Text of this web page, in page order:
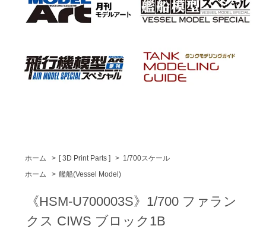
ホーム > [ 3D Print Parts ] > 1/700スケール
ホーム
> 艦船(Vessel Model)
《HSM-U700003S》1/700 ファラン
クス CIWS ブロック1B